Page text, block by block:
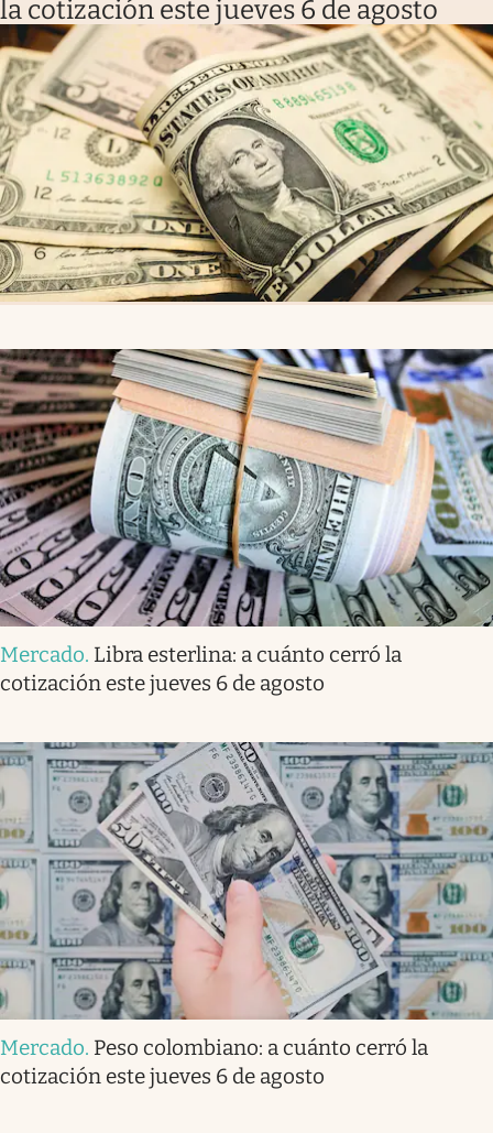
la cotización este jueves 6 de agosto
Mercado. Libra esterlina: a cuánto cerró la
cotización este jueves 6 de agosto
Mercado. Peso colombiano: a cuánto cerró la
cotización este jueves 6 de agosto